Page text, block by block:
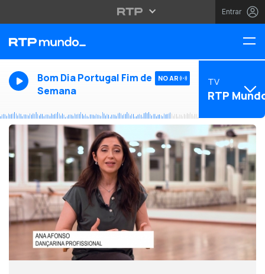
Entrar
Bom Dia Portugal Fim de
Semana
NO AR TV
RTP